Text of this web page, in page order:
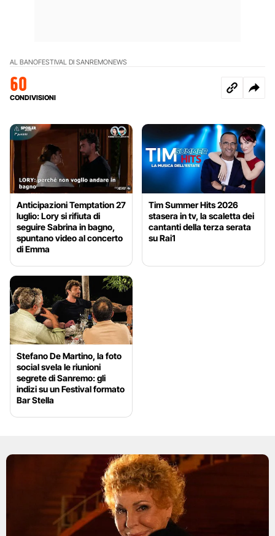
AL BANOFESTIVAL DI SANREMONEWS
60
CONDIVISIONI
Anticipazioni Temptation 27
luglio: Lory si rifiuta di
seguire Sabrina in bagno,
spuntano video al concerto
di Emma
Tim Summer Hits 2026
stasera in tv, la scaletta dei
cantanti della terza serata
su Rai1
Stefano De Martino, la foto
social svela le riunioni
segrete di Sanremo: gli
indizi su un Festival formato
Bar Stella